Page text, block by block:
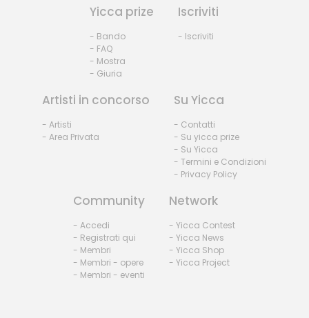
Yicca prize
- Bando
- FAQ
- Mostra
- Giuria
Iscriviti
- Iscriviti
Artisti in concorso
- Artisti
- Area Privata
Su Yicca
- Contatti
- Su yicca prize
- Su Yicca
- Termini e Condizioni
- Privacy Policy
Community
- Accedi
- Registrati qui
- Membri
- Membri - opere
- Membri - eventi
Network
- Yicca Contest
- Yicca News
- Yicca Shop
- Yicca Project